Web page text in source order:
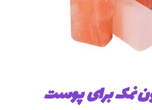
نمک برای پوست